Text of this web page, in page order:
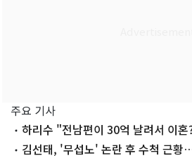
주요 기사
하리수 "전남편이 30억 날려서 이
김선태, '무섭노' 논란 후 수척 근황